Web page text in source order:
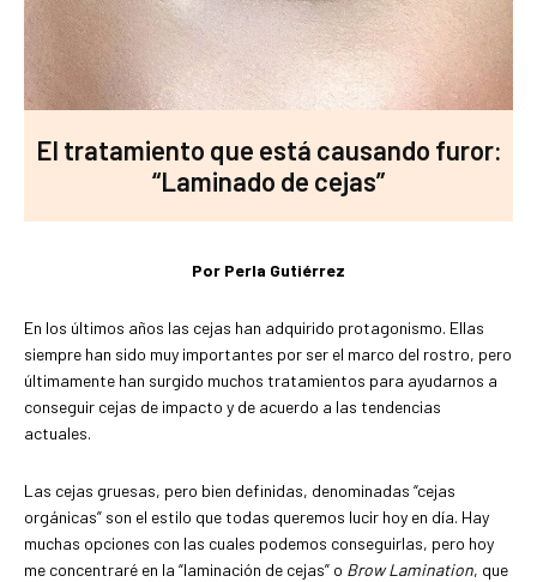
El tratamiento que está causando furor:
“Laminado de cejas”
Por Perla Gutiérrez
En los últimos años las cejas han adquirido protagonismo. Ellas
siempre han sido muy importantes por ser el marco del rostro, pero
últimamente han surgido muchos tratamientos para ayudarnos a
conseguir cejas de impacto y de acuerdo a las tendencias
actuales.
Las cejas gruesas, pero bien definidas, denominadas “cejas
orgánicas” son el estilo que todas queremos lucir hoy en día. Hay
muchas opciones con las cuales podemos conseguirlas, pero hoy
me concentraré en la “laminación de cejas” o Brow Lamination, que